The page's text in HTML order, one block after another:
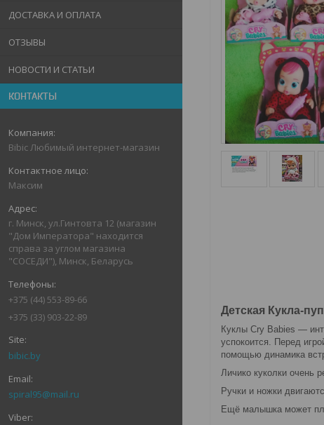
ДОСТАВКА И ОПЛАТА
ОТЗЫВЫ
НОВОСТИ И СТАТЬИ
КОНТАКТЫ
Bibic Любимый интернет-магазин
Максим
г. Минск, ул.Гинтовта 12 (магазин
"Дом Императора" находится
справа за углом магазина
"СОСЕДИ"), Минск, Беларусь
+375 (44) 553-89-66
+375 (33) 903-22-89
bibic.by
spiral95@mail.ru
Детская Кукла-
Куклы Cry Babies —
успокоится. Перед
помощью динамика
Личико куколки очень
Ручки и ножки
Ещё малышка может